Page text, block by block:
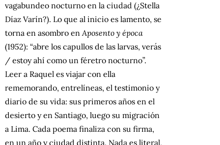
vagabundeo nocturno en la ciudad (¿Stella
Díaz Varín?). Lo que al inicio es lamento, se
torna en asombro enAposento y época
(1952): “abre los capullos de las larvas, verás
/ estoy ahí como un féretro nocturno”.
Leer a Raquel es viajar con ella
rememorando, entrelíneas, el testimonio y
diario de su vida: sus primeros años en el
desierto y en Santiago, luego su migración
a Lima. Cada poema finaliza con su firma,
en un año y ciudad distinta. Nada es literal,